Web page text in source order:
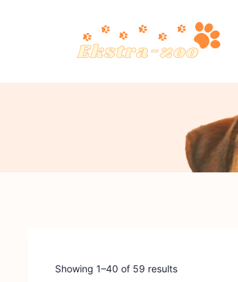
Ekstra-
Showing 1–40 of 59 results